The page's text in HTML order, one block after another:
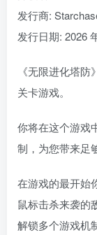
发行商:
发行日期: 2026
《无限进化塔
关卡游戏。
你将在这个游戏
制，为您带来足
在游戏的最开始
鼠标击杀来袭的
解锁多个游戏机